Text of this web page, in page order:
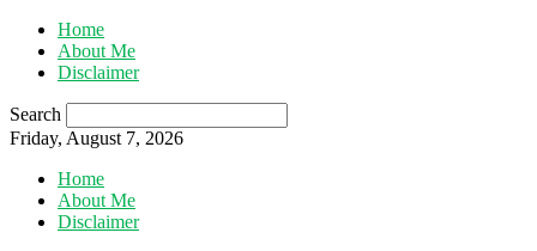
Home
About Me
Disclaimer
Search
Friday, August 7, 2026
Home
About Me
Disclaimer